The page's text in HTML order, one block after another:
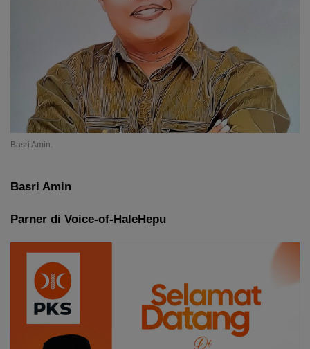
Basri Amin.
Basri Amin
Parner di Voice-of-HaleHepu